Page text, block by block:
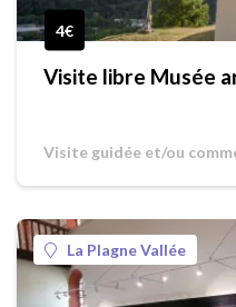
4€
Visite libre Musée
Visite guidée et/ou
La Plagne Vallée